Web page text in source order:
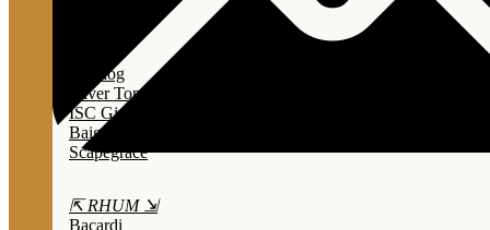
Bulldog
Silver Top
ISC Gin
Baigur
Scapegrace
⇱ RHUM ⇲
Bacardi